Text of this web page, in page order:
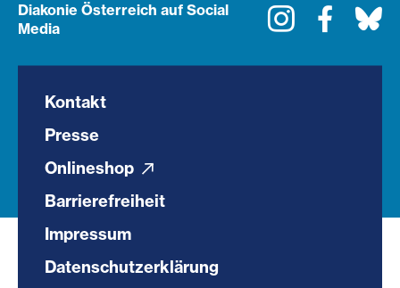
Diakonie Österreich auf Social
Media
Instagram
Kontakt
Presse
Onlineshop
Barrierefreiheit
Impressum
Datenschutzerklärung